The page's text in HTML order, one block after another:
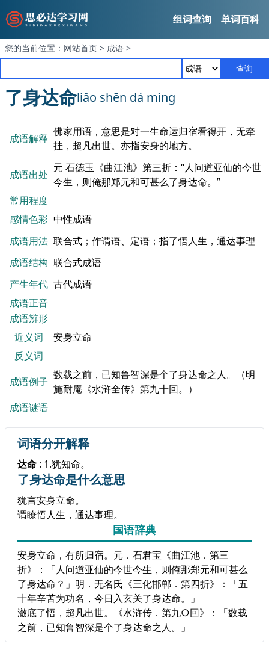
组词查询 单词百科
您的当前位置： 网站首页 > 成语 >
查询
了身达命liǎo shēn dá mìng
成语解释
佛家用语，意思是对一生命运归宿看得开，无牵
挂，超凡出世。亦指安身的地方。
成语出处
元 石德玉《曲江池》第三折：“人问道亚仙的今世
今生，则俺那郑元和可甚么了身达命。”
常用程度
感情色彩 中性成语
成语用法 联合式；作谓语、定语；指了悟人生，通达事理
成语结构 联合式成语
产生年代 古代成语
成语正音
成语辨形
近义词
安身立命
反义词
成语例子
数载之前，已知鲁智深是个了身达命之人。（明
施耐庵《水浒全传》第九十回。）
成语谜语
词语分开解释
达命 : 1.犹知命。
了身达命是什么意思
犹言安身立命。
谓瞭悟人生，通达事理。
国语辞典
安身立命，有所归宿。元．石君宝《曲江池．第三
折》：「人问道亚仙的今世今生，则俺那郑元和可甚么
了身达命？」明．无名氏《三化邯郸．第四折》：「五
十年辛苦为功名，今日入玄关了身达命。」
澈底了悟，超凡出世。《水浒传．第九○回》：「数载
之前，已知鲁智深是个了身达命之人。」